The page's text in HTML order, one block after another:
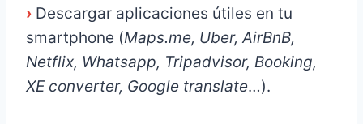
› Descargar aplicaciones útiles en tu
smartphone (Maps.me, Uber, AirBnB,
Netflix, Whatsapp, Tripadvisor, Booking,
XE converter, Google translate…).